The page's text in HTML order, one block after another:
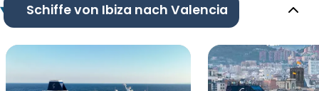
Schiffe von Ibiza nach Valencia